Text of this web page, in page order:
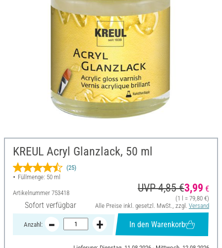
KREUL Acryl Glanzlack, 50 ml
(25)
Füllmenge: 50 ml
Artikelnummer 753418
Sofort verfügbar
UVP 4,85 €3,99 €
(1 l = 79,80 €)
Alle Preise inkl. gesetzl. MwSt., zzgl. Versand
Anzahl: In den Warenkorb